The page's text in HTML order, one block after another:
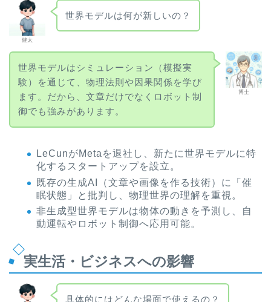
健太
世界モデルは何が新しいの？
博士
世界モデルはシミュレーション（模擬実
験）を通じて、物理法則や因果関係を学び
ます。だから、文章だけでなくロボット制
御でも強みがあります。
LeCunがMetaを退社し、新たに世界モデルに特
化するスタートアップを設立。
既存の生成AI（文章や画像を作る技術）に「催
眠状態」と批判し、物理世界の理解を重視。
非生成型世界モデルは物体の動きを予測し、自
動運転やロボット制御へ応用可能。
実生活・ビジネスへの影響
具体的にはどんな場面で使えるの？